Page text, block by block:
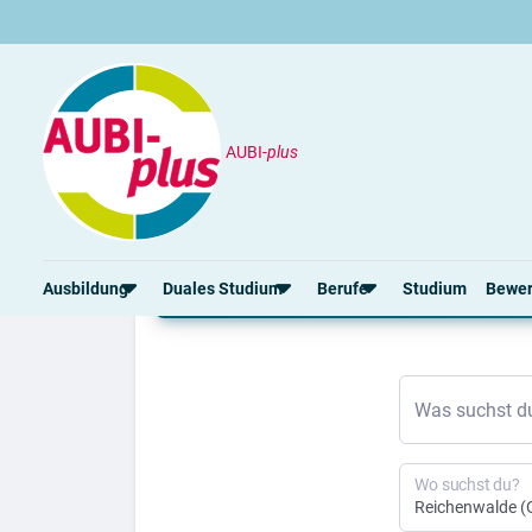
AUBI-plus
Ausbildung Duales Studium Berufe
Gut bezahlte Berufe
Kaufmännische Berufe
Berufe nach Themen
Schülerpraktikum
Studium
Ausbildung
Was suchst
Wo suchst du?